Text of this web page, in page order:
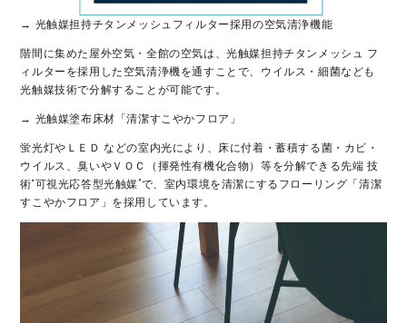
→ 光触媒担持チタンメッシュフィルター採用の空気清浄機能
階間に集めた屋外空気・全館の空気は、光触媒担持チタンメッシュ フ
ィルターを採用した空気清浄機を通すことで、ウイルス・細菌なども
光触媒技術で分解することが可能です。
→ 光触媒塗布床材「清潔すこやかフロア」
蛍光灯やＬＥＤ などの室内光により、床に付着・蓄積する菌・カビ・
ウイルス、臭いやＶＯＣ（揮発性有機化合物）等を分解できる先端 技
術“可視光応答型光触媒”で、室内環境を清潔にするフローリング「清潔
すこやかフロア」を採用しています。